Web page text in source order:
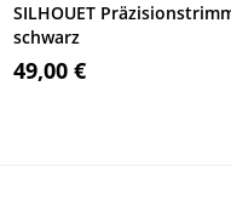
SILHOUET
schwarz
49,00 €